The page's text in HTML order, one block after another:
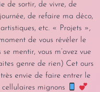
de sortir, de vivre, de
de refaire ma déco,
etc. « Projets »,
de vous révéler le
mentir, vous m’avez vue
genre de rien) Cet ours
très envie de faire entrer le
mignons